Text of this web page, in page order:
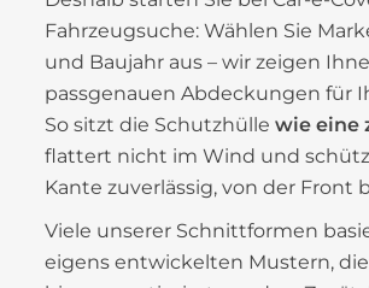
Fahrzeugsuche: Wählen Sie
und Baujahr aus – wir zeigen
passgenauen Abdeckungen für
So sitzt die Schutzhülle wie eine
flattert nicht im Wind und
Kante zuverlässig, von der Front
Viele unserer Schnittformen
eigens entwickelten Mustern,